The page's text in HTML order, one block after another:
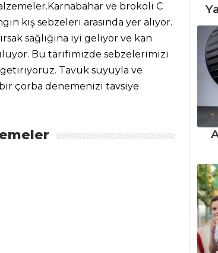
ve brokoli C
kış sebzeleri arasında yer alıyor.
sağlığına iyi geliyor ve kan
Bu tarifimizde sebzelerimizi
Tavuk suyuyla ve
çorba denemenizi tavsiye